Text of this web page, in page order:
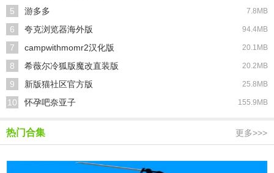
5 游多多 7.8MB
6 夸克浏览器海外版 94.4MB
7 campwithmomr2汉化版 20.1MB
8 希薇尔冷狐版魔改直装版 20.2MB
9 新版猫社区官方版 25.8MB
10 怀孕吧奈亚子 155.9MB
热门合集 更多>>>